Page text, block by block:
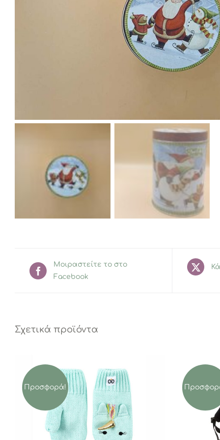
Μοιραστείτε το στο
Facebook
Σχετικά προϊόντα
Προσφορά!